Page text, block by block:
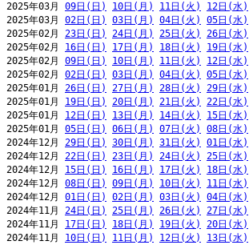
2025年03月 09日(日) 10日(月) 11日(火) 12日(水)
2025年03月 02日(日) 03日(月) 04日(火) 05日(水)
2025年02月 23日(日) 24日(月) 25日(火) 26日(水)
2025年02月 16日(日) 17日(月) 18日(火) 19日(水)
2025年02月 09日(日) 10日(月) 11日(火) 12日(水)
2025年02月 02日(日) 03日(月) 04日(火) 05日(水)
2025年01月 26日(日) 27日(月) 28日(火) 29日(水)
2025年01月 19日(日) 20日(月) 21日(火) 22日(水)
2025年01月 12日(日) 13日(月) 14日(火) 15日(水)
2025年01月 05日(日) 06日(月) 07日(火) 08日(水)
2024年12月 29日(日) 30日(月) 31日(火) 01日(水)
2024年12月 22日(日) 23日(月) 24日(火) 25日(水)
2024年12月 15日(日) 16日(月) 17日(火) 18日(水)
2024年12月 08日(日) 09日(月) 10日(火) 11日(水)
2024年12月 01日(日) 02日(月) 03日(火) 04日(水)
2024年11月 24日(日) 25日(月) 26日(火) 27日(水)
2024年11月 17日(日) 18日(月) 19日(火) 20日(水)
2024年11月 10日(日) 11日(月) 12日(火) 13日(水)